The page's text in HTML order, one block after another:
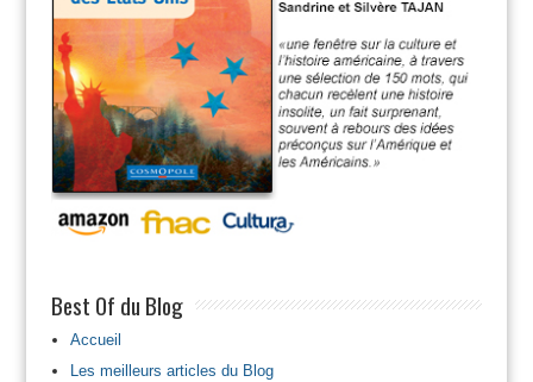
Best Of du Blog
Accueil
Les meilleurs articles du Blog